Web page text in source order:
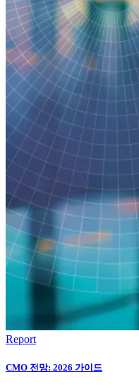
Report
CMO 전망: 2026 가이드